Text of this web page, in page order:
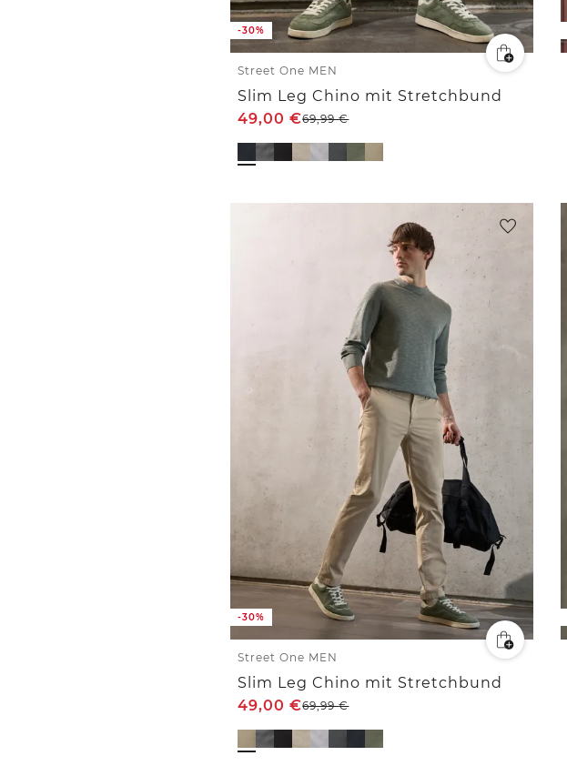
-30%
Street One MEN
Slim Leg Chino mit Stretchbund
49,00€69,99€
-30%
Street One MEN
Slim Leg Chino mit Stretchbund
49,00€69,99€